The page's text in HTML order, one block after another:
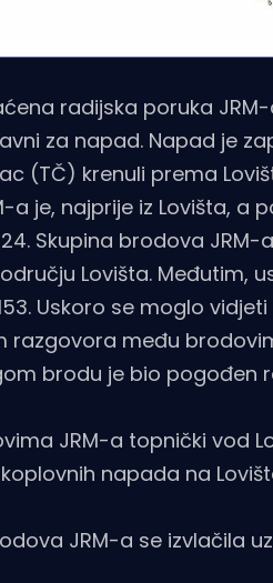
radijska poruka
za napad. Napad je
(TČ) krenuli prema
a je, najprije iz Lovišta,
Skupina brodova
Lovišta. Međutim,
Uskoro se moglo
razgovora među
brodu je bio pogođen
JRM-a topnički vod
napada na
JRM-a se izvlačila